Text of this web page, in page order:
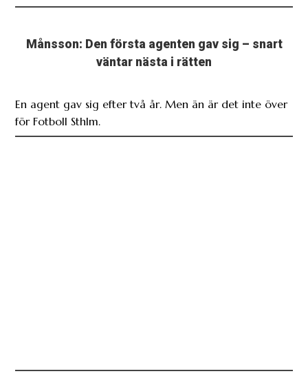
Månsson: Den första agenten gav sig – snart
väntar nästa i rätten
En agent gav sig efter två år. Men än är det inte över
för Fotboll Sthlm.